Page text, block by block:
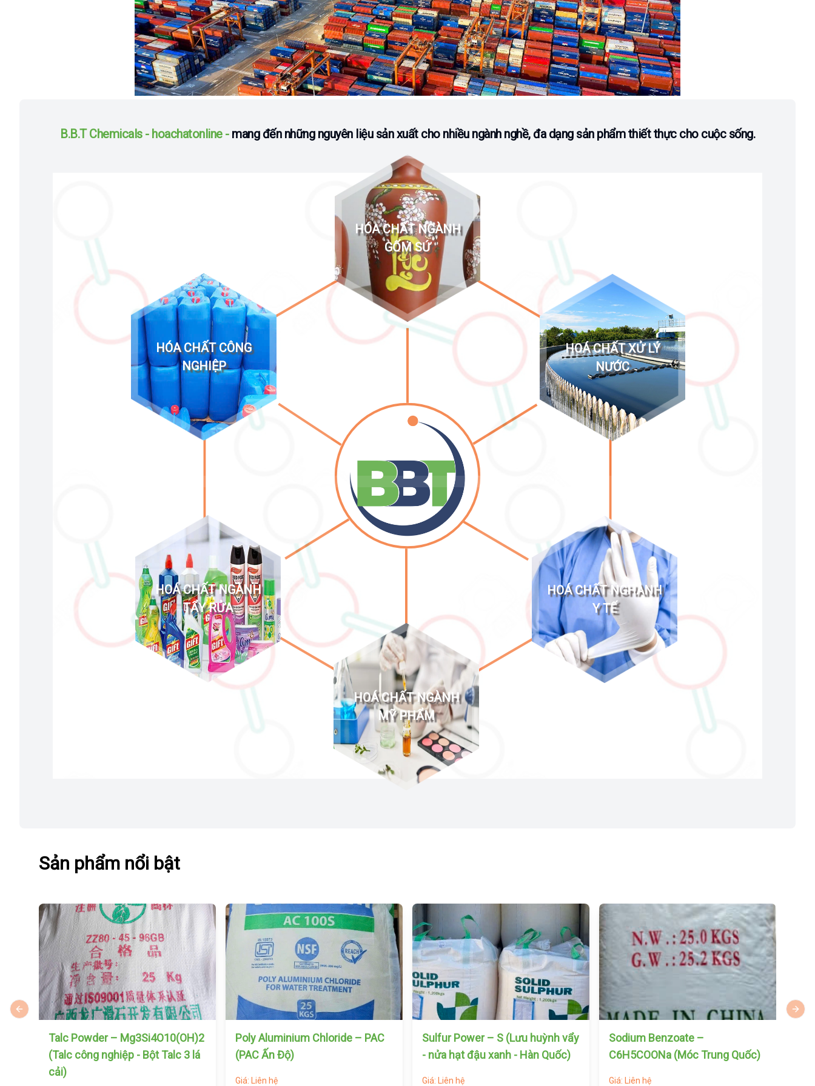
B.B.T Chemicals - hoachatonline - mang đến những nguyên liệu sản xuất cho nhiều ngành nghề, đa dạng sản phẩm thiết thực cho cuộc sống.
HÓA CHẤT NGÀNH
GỐM SỨ
HOÁ CHẤT XỬ LÝ
NƯỚC
HOÁ CHẤT NGHÀNH
Y TẾ
HOÁ CHẤT NGÀNH
MỸ PHẨM
HOÁ CHẤT NGÀNH
TẨY RỬA
HÓA CHẤT CÔNG
NGHIỆP
Sản phẩm nổi bật
Talc Powder – Mg3Si4O10(OH)2
(Talc công nghiệp - Bột Talc 3 lá
cải)
Poly Aluminium Chloride – PAC
(PAC Ấn Độ)
Giá: Liên hệ
Sulfur Power – S (Lưu huỳnh vẩy
- nửa hạt đậu xanh - Hàn Quốc)
Giá: Liên hệ
Sodium Benzoate –
C6H5COONa (Móc Trung Quốc)
Giá: Liên hệ
Previous slide Next